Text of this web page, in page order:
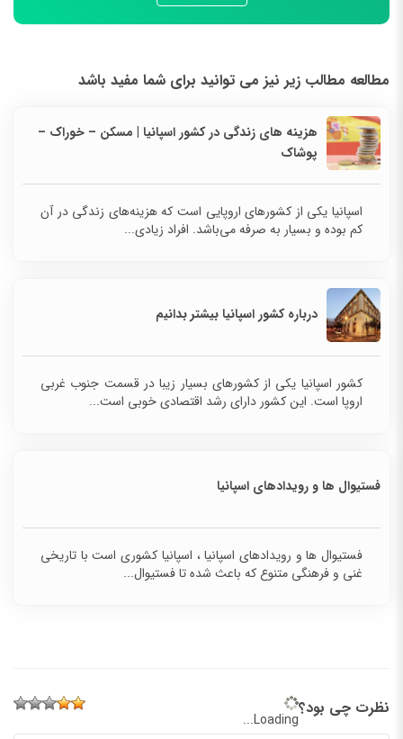
مطالعه مطالب زیر نیز می توانید برای شما مفید باشد
هزینه های زندگی در کشور اسپانیا | مسکن – خوراک –
پوشاک
اسپانیا یکی از کشورهای اروپایی است که هزینه‌های زندگی در آن
کم بوده و بسیار به صرفه می‌باشد. افراد زیادی...
درباره کشور اسپانیا بیشتر بدانیم
کشور اسپانیا یکی از کشورهای بسیار زیبا در قسمت جنوب غربی
اروپا است. این کشور دارای رشد اقتصادی خوبی است...
فستیوال ها و رویدادهای اسپانیا
فستیوال ها و رویدادهای اسپانیا ، اسپانیا کشوری است با تاریخی
غنی و فرهنگی متنوع که باعث شده تا فستیوال...
نظرت چی بود؟
Loading...